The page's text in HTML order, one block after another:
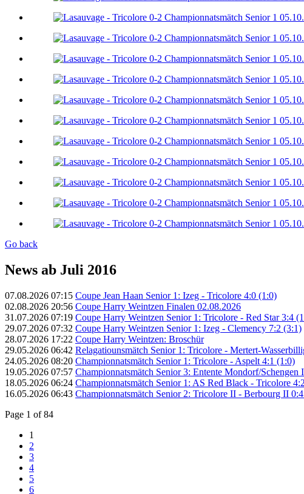
Go back
News ab Juli 2016
07.08.2026 07:15 Coupe Jean Haan Senior 1: Izeg - Tricolore 4:0 (1:0)
02.08.2026 20:56 Coupe Harry Weintzen Finalen 02.08.2026
31.07.2026 07:19 Coupe Harry Weintzen Senior 1: Tricolore - Red Star 3:4
29.07.2026 07:32 Coupe Harry Weintzen Senior 1: Izeg - Clemency 7:2 (3:1)
28.07.2026 17:22 Coupe Harry Weintzen: Broschür
29.05.2026 06:42 Relagatiounsmätch Senior 1: Tricolore - Mertert-
24.05.2026 08:20 Championnatsmätch Senior 1: Tricolore - Aspelt 4:1 (1:0)
19.05.2026 07:57 Championnatsmätch Senior 3: Entente Mondorf/
18.05.2026 06:24 Championnatsmätch Senior 1: AS Red Black - Tricolore
16.05.2026 06:43 Championnatsmätch Senior 2: Tricolore II - Berbourg II
Page 1 of 84
1
2
3
4
5
6